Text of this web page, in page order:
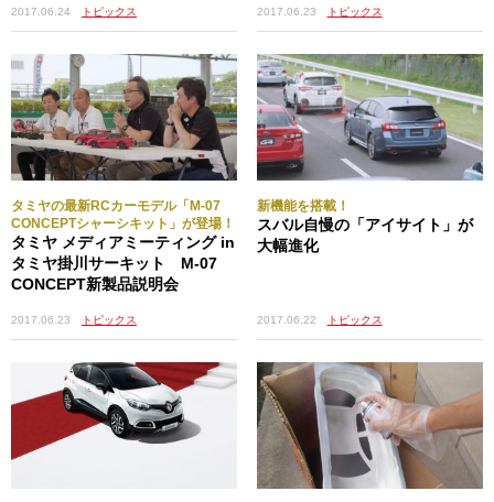
ボセイバーの取り付け部分であるQ1（またはQ3）部品とサ
ーボの出力軸にはそれぞれ溝が入っていてかみ合うように
なっているので、説明書の指示に最も近い位置になるよう
取り付けの向きを調整しよう。サーボセイバーの取り付け
が終わったら、スピードコントローラー、送信機の順番で
電源を切り、走行用バッテリーも一旦取り外しておく。
ステアリングサーボをシャーシに仮
止めする
サーボのコードを受信機から一旦取り外したら、写真のよ
うにシャーシ底面にあるスリットにサーボのコードを通し
ておく。次にサーボ固定用のスペーサー（A6部品）をフロ
ント側のみに置き、サーボコードの根元がじゃまにならな
2017.06.24 トピックス 2017.06.23 トピックス
タミヤの最新RCカーモデル「M-07
CONCEPTシャーシキット」が登場！
タミヤ メディアミーティング in
タミヤ掛川サーキット M-07
CONCEPT新製品説明会
2017.06.23 トピックス
新機能を搭載！
スバル自慢の「アイサイト」が
大幅進化
2017.06.22 トピックス